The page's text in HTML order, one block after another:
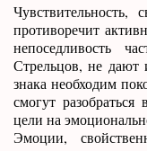
Чувствительность,
противоречит
непоседливость
Стрельцов, не дают
знака необходим
смогут
цели на
Эмоции,